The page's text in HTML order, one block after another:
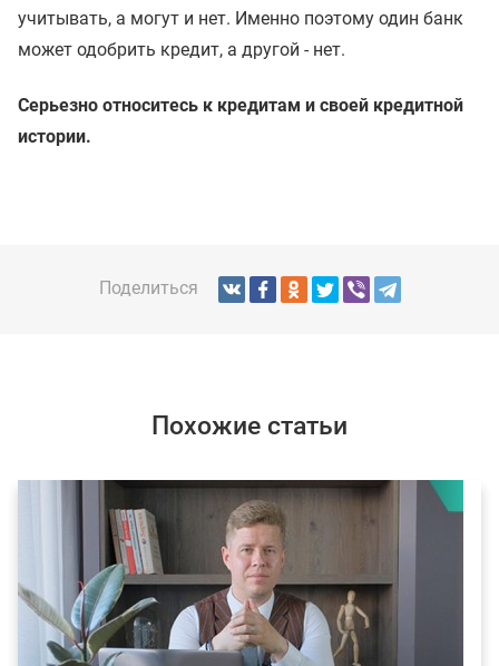
учитывать, а могут и нет. Именно поэтому один банк
может одобрить кредит, а другой - нет.
Серьезно относитесь к кредитам и своей кредитной
истории.
Поделиться
Похожие статьи